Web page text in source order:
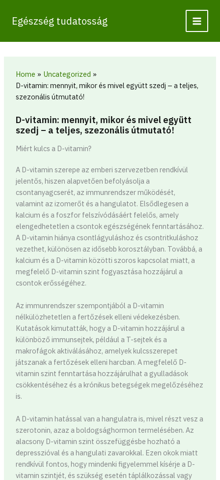
content
Egészség tudatosság
Home
Uncategorized
D-vitamin: mennyit, mikor és mivel együtt szedj – a teljes,
szezonális útmutató!
D-vitamin: mennyit, mikor és mivel együtt
szedj – a teljes, szezonális útmutató!
Miért kulcs a D-vitamin?
A D-vitamin szerepe az emberi szervezetben rendkívül
jelentős, hiszen alapvetően befolyásolja a
csontanyagcserét, az immunrendszer működését,
valamint az izomerőt és a hangulatot. Elsődlegesen a
kalcium és a foszfor felszívódásáért felelős, amely
elengedhetetlen a csontok egészségének fenntartásához.
A D-vitamin hiánya csontlágyuláshoz és csontritkuláshoz
vezethet, különösen az idősebb korosztályban. Továbbá, a
kalcium és a D-vitamin közötti szoros kapcsolat miatt, a
megfelelő D-vitamin szint fogyasztása hozzájárul a
csontok erősségéhez.
Az immunrendszer szempontjából a D-vitamin
nélkülözhetetlen a fertőzések elleni védekezésben.
Kutatások kimutatták, hogy a D-vitamin hozzájárul a
különböző immunsejtek, például a T-sejtek és a
makrofágok aktiválásához, amelyek kulcsszerepet
játszanak a fertőzések elleni harcban. A megfelelő D-
vitamin szint fenntartása hozzájárulhat a gyulladások
csökkentéséhez és a krónikus betegségek megelőzéséhez
is.
A D-vitamin hatással van a hangulatra is, mivel részt vesz a
szerotonin, azaz a boldogsághormon termelésében. Az
alacsony D-vitamin szint összefüggésbe hozható a
depresszióval és a hangulati zavarokkal. Ezen okok miatt
rendkívül fontos, hogy mindenki figyelemmel kísérje a D-
vitamin szintjét, és szükség esetén táplálkozással vagy